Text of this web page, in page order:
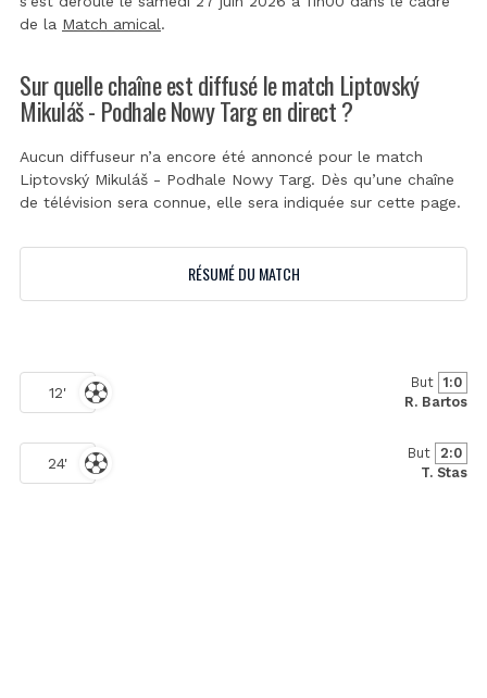
de la Match amical.
Sur quelle chaîne est diffusé le match Liptovský
Mikuláš - Podhale Nowy Targ en direct ?
Aucun diffuseur n’a encore été annoncé pour le match
Liptovský Mikuláš - Podhale Nowy Targ. Dès qu’une chaîne
de télévision sera connue, elle sera indiquée sur cette page.
RÉSUMÉ DU MATCH
12'
But 1:0
R. Bartos
24'
But 2:0
T. Stas